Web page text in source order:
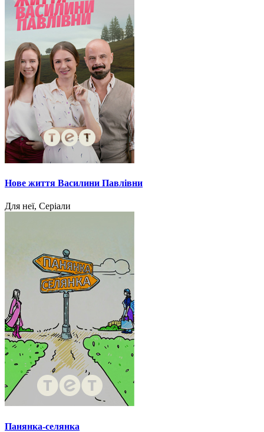
Нове життя Василини Павлівни
Для неї, Серіали
Панянка-селянка